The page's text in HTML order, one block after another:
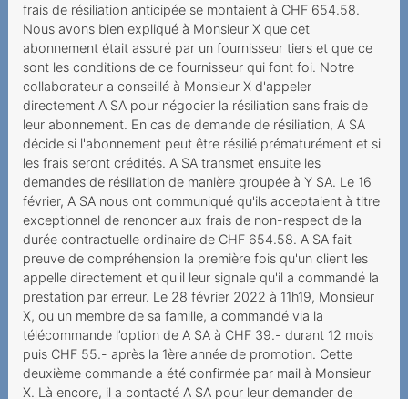
frais de résiliation anticipée se montaient à CHF 654.58.
Nous avons bien expliqué à Monsieur X que cet
abonnement était assuré par un fournisseur tiers et que ce
sont les conditions de ce fournisseur qui font foi. Notre
collaborateur a conseillé à Monsieur X d'appeler
directement A SA pour négocier la résiliation sans frais de
leur abonnement. En cas de demande de résiliation, A SA
décide si l'abonnement peut être résilié prématurément et si
les frais seront crédités. A SA transmet ensuite les
demandes de résiliation de manière groupée à Y SA. Le 16
février, A SA nous ont communiqué qu'ils acceptaient à titre
exceptionnel de renoncer aux frais de non-respect de la
durée contractuelle ordinaire de CHF 654.58. A SA fait
preuve de compréhension la première fois qu'un client les
appelle directement et qu'il leur signale qu'il a commandé la
prestation par erreur. Le 28 février 2022 à 11h19, Monsieur
X, ou un membre de sa famille, a commandé via la
télécommande l’option de A SA à CHF 39.- durant 12 mois
puis CHF 55.- après la 1ère année de promotion. Cette
deuxième commande a été confirmée par mail à Monsieur
X. Là encore, il a contacté A SA pour leur demander de
Grobfahrlässiges Handeln
des Anbieters
Herausgabe des PIN/PUK
an die Erben
Kostenpflichtiges Gratis-
Abonnement
Unerwünschte Netflix-
Option
Kundin muss auf
bestrittenen
Vertragsschluss reagieren
Zahlungsverzug infolge
falscher Rechnungsadresse
Ungewollte Replay-Option